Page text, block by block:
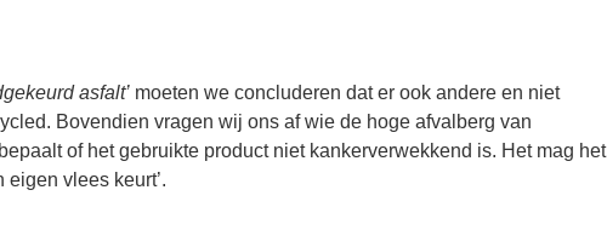
asfalt’ moeten we concluderen dat er ook andere en niet
Bovendien vragen wij ons af wie de hoge afvalberg van
of het gebruikte product niet kankerverwekkend is. Het mag het
eigen vlees keurt’.